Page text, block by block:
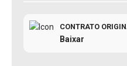
CONTRATO
Baixar